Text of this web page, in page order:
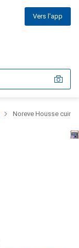
Vers l'app
Noreve Housse cuir